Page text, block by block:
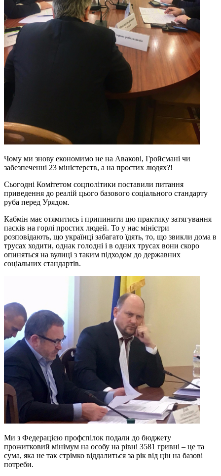
Чому ми знову економимо не на Авакові, Гройсмані чи
забезпеченні 23 міністерств, а на простих людях?!
Сьогодні Комітетом соцполітики поставили питання
приведення до реалій цього базового соціального стандарту
руба перед Урядом.
Кабмін має отямитись і припинити цю практику затягування
пасків на горлі простих людей. То у нас міністри
розповідають, що українці забагато їдять, то, що звикли дома в
трусах ходити, однак голодні і в одних трусах вони скоро
опиняться на вулиці з таким підходом до державних
соціальних стандартів.
Ми з Федерацією профспілок подали до бюджету
прожитковий мінімум на особу на рівні 3581 гривні – це та
сума, яка не так стрімко віддалиться за рік від цін на базові
потреби.